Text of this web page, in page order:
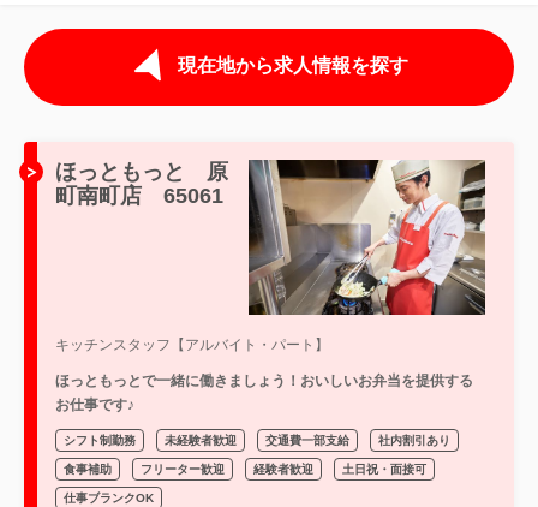
現在地から求人情報を探す
ほっともっと 原
町南町店 65061
キッチンスタッフ【アルバイト・パート】
ほっともっとで一緒に働きましょう！おいしいお弁当を提供する
お仕事です♪
シフト制勤務 未経験者歓迎 交通費一部支給 社内割引あり
食事補助 フリーター歓迎 経験者歓迎 土日祝・面接可
仕事ブランクOK